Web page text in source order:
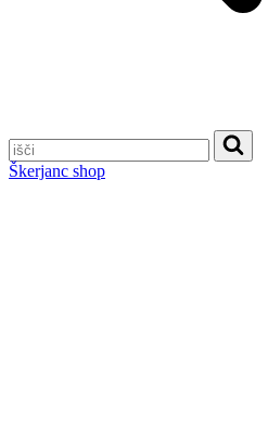
Škerjanc shop